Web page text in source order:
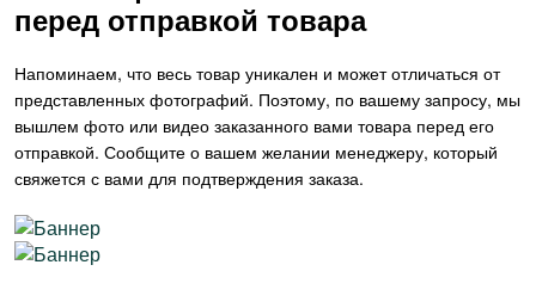
перед отправкой товара
Напоминаем, что весь товар уникален и может отличаться от
представленных фотографий. Поэтому, по вашему запросу, мы
вышлем фото или видео заказанного вами товара перед его
отправкой. Сообщите о вашем желании менеджеру, который
свяжется с вами для подтверждения заказа.